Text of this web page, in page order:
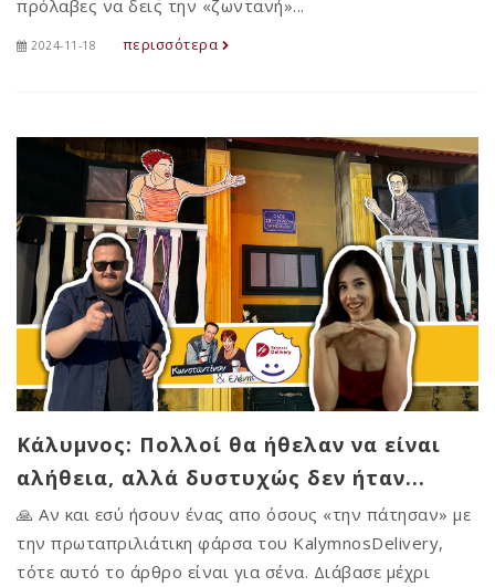
πρόλαβες να δεις την «ζωντανή»...
2024-11-18 περισσότερα
Κάλυμνος: Πολλοί θα ήθελαν να είναι
αλήθεια, αλλά δυστυχώς δεν ήταν...
🙏 Αν και εσύ ήσουν ένας απο όσους «την πάτησαν» με
την πρωταπριλιάτικη φάρσα του KalymnosDelivery,
τότε αυτό το άρθρο είναι για σένα. Διάβασε μέχρι